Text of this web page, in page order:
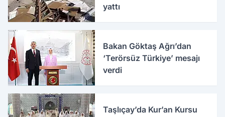
yattı
Bakan Göktaş Ağrı’dan
‘Terörsüz Türkiye’ mesajı
verdi
Taşlıçay’da Kur’an Kursu